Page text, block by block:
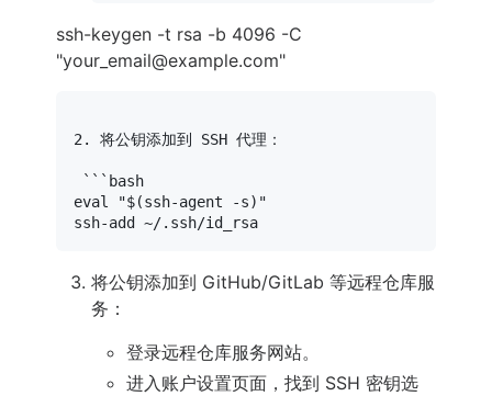
ssh-keygen -t rsa -b 4096 -C
"your_email@example.com"
2. 将公钥添加到 SSH 代理：
eval
"$(ssh-agent -s) "
将公钥添加到 GitHub/GitLab 等远程仓库服
务：
登录远程仓库服务网站。
进入账户设置页面，找到 SSH 密钥选